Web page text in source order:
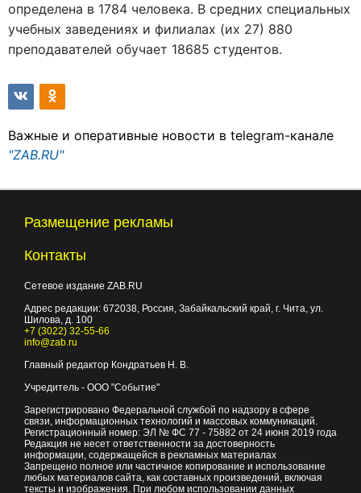
определена в 1784 человека. В средних специальных
учебных заведениях и филиалах (их 27) 880
преподавателей обучает 18685 студентов.
Важные и оперативные новости в telegram-канале
"ZAB.RU"
Размещение рекламы
Контакты
Сетевое издание ZAB.RU
Адрес редакции: 672038, Россия, Забайкальский край, г. Чита, ул.
Шилова, д. 100
+7 (3022) 32-55-66
info@zab.ru
Главный редактор Кондратьев Н. В.
Учредитель - ООО "Событие"
Зарегистрировано Федеральной службой по надзору в сфере
связи, информационных технологий и массовых коммуникаций.
Регистрационный номер: ЭЛ № ФС 77 - 75882 от 24 июня 2019 года
Редакция не несет ответственности за достоверность
информации, содержащейся в рекламных материалах
Запрещено полное или частичное копирование и использование
любых материалов сайта, как составных произведений, включая
тексты и изображения. При любом использовании данных